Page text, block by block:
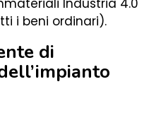
Industria 4.0
i beni ordinari).
di